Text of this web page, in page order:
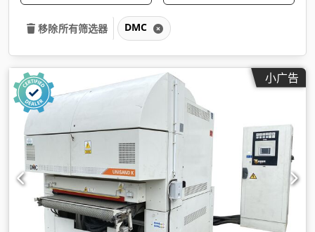
移除所有筛选器 DMC
小广告